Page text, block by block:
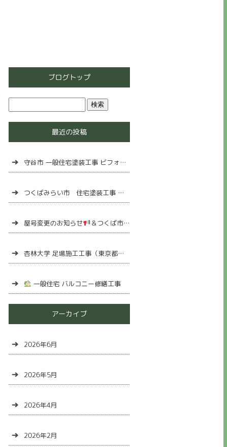
ブログトップ
最近の投稿
守谷市 一般住宅塗装工事 ビフォーアフター
つくばみらい市 住宅塗装工事 ビフォーアフター
屋号変更のお知らせ ＆つくば市 一般住宅塗装工事完了
杏林大学 足場施工工事（東京都三鷹市）
一般住宅 バルコニー修繕工事
アーカイブ
2026年6月
2026年5月
2026年4月
2026年2月